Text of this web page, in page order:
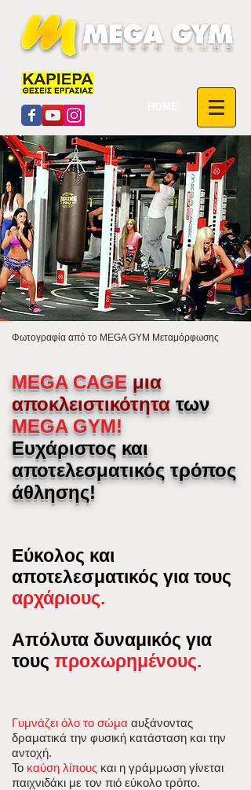
Φωτογραφία από το MEGA GYM Μεταμόρφωσης
MEGA CAGE μια
αποκλειστικότητατων
MEGA GYM!
Ευχάριστος και
αποτελεσματικός τρόπος
άθλησης!
Εύκολος και
αποτελεσματικός για τους
αρχάριους.
Απόλυτα δυναμικός για
τους προxωρημένους.
Γυμνάζει όλο το σώμα αυξάνοντας
δραματικά την φυσική κατάσταση και την
αντοχή.
Το καύση λίπους και η γράμμωση γίνεται
παιχνιδάκι με τον πιό εύκολο τρόπο.